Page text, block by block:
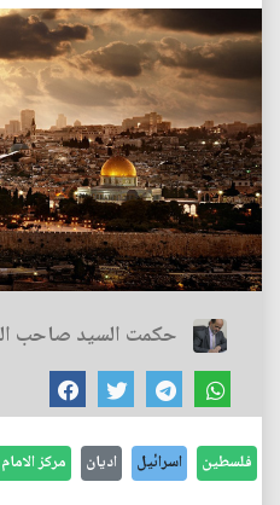
حكمت السيد صاحب
فلسطين اسرائيل اديان مركز